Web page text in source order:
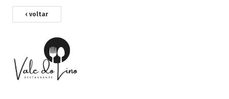
‹ voltar